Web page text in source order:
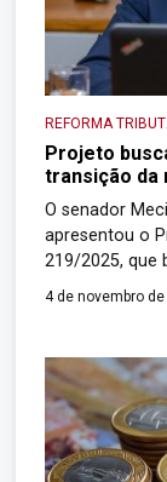
REFORMA
Projeto
transição
O senador
apresentou o
219/2025, que
empresas do
empresas que
[…]
4 de novembro